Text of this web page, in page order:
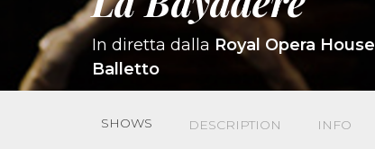
In diretta dalla Royal Opera House
Balletto
SHOWS DESCRIPTION INFO